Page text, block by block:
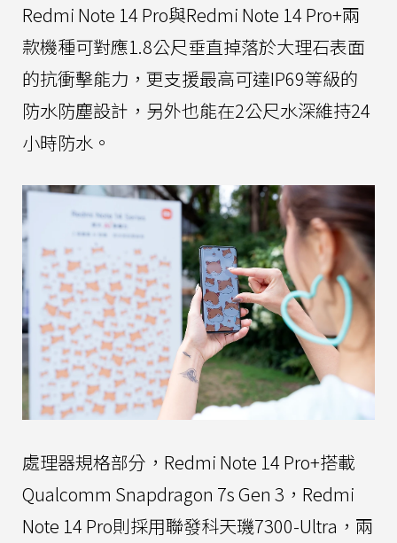
Redmi Note 14 Pro與Redmi Note 14 Pro+兩
款機種可對應1.8公尺垂直掉落於大理石表面
的抗衝擊能力，更支援最高可達IP69等級的
防水防塵設計，另外也能在2公尺水深維持24
小時防水。
處理器規格部分，Redmi Note 14 Pro+搭載
Qualcomm Snapdragon 7s Gen 3，Redmi
Note 14 Pro則採用聯發科天璣7300-Ultra，兩